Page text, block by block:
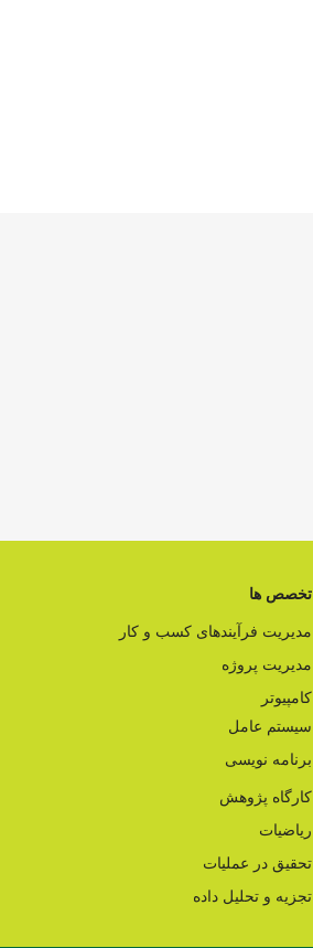
تخصص ها
مدیریت فرآیندهای کسب و کار
مدیریت پروژه
کامپیوتر
سیستم عامل
برنامه نویسی
کارگاه پژوهش
ریاضیات
تحقیق در عملیات
تجزیه و تحلیل داده